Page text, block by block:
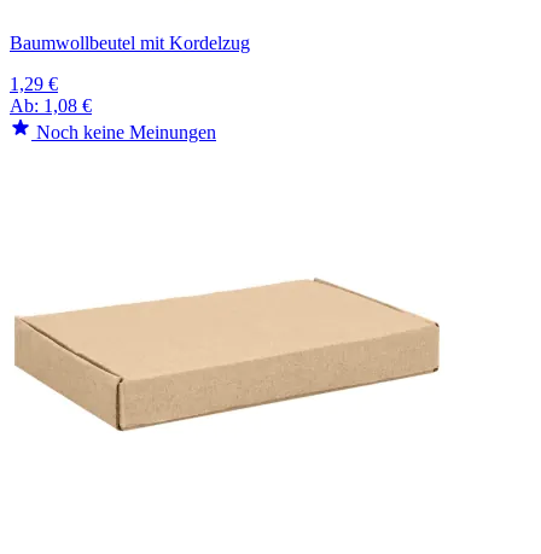
Baumwollbeutel mit Kordelzug
1,29 €
Ab: 1,08 €
Noch keine Meinungen